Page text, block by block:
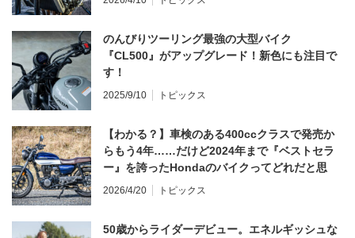
のんびりツーリング最強の大型バイク
『CL500』がアップグレード！新色にも注目で
す！
2025/9/10 トピックス
【わかる？】車検のある400ccクラスで発売か
らもう4年……だけど2024年まで『ベストセラ
ー』を誇ったHondaのバイクってどれだと思
う？
2026/4/20 トピックス
50歳からライダーデビュー。エネルギッシュな